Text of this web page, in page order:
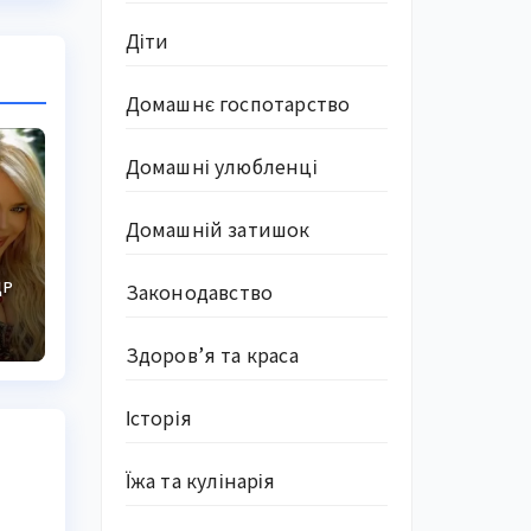
Діти
Домашнє госпотарство
Домашні улюбленці
Домашній затишок
Законодавство
Здоров’я та краса
Історія
Їжа та кулінарія